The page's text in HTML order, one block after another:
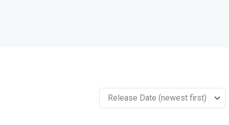
Release Date (newest first)